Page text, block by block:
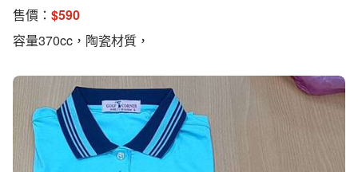
售價： $590
容量370cc，陶瓷材質，